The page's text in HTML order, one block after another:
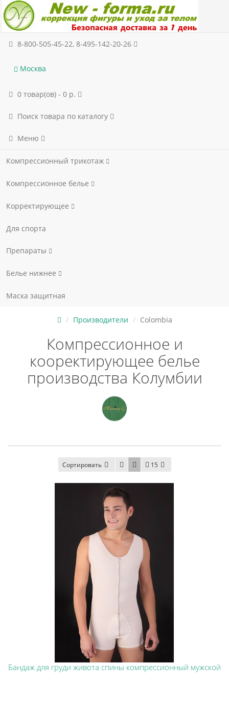
8-800-505-45-22, 8-495-142-20-26
Москва
0 товар(ов) - 0 р.
Поиск товара по каталогу
Меню
Компрессионный трикотаж
Компрессионное белье
Корректирующее
Для спорта
Препараты
Белье нижнее
Маска защитная
Производители Colombia
Компрессионное и
кооректирующее белье
производства Колумбии
Сортировать 15
Бандаж для груди живота спины компрессионный мужской